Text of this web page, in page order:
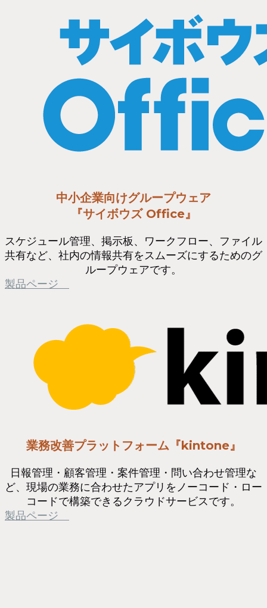
中小企業向けグループウェア
『サイボウズ Office』
スケジュール管理、掲示板、ワークフロー、ファイル
共有など、社内の情報共有をスムーズにするためのグ
ループウェアです。
製品ページ
業務改善プラットフォーム『kintone』
日報管理・顧客管理・案件管理・問い合わせ管理な
ど、現場の業務に合わせたアプリをノーコード・ロー
コードで構築できるクラウドサービスです。
製品ページ